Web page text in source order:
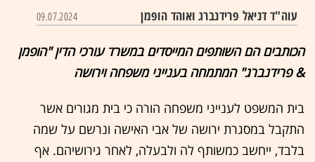
עוה"ד דניאל פרידנברג ואוהד הופמן 09.07.2024
הכותבים הם השותפים המייסדים במשרד עורכי הדין "הופמן
& פרידנברג" המתמחה בענייני משפחה וירושה
בית המשפט לענייני משפחה הורה כי בית מגורים אשר
התקבל במסגרת ירושה של אבי האישה ונרשם על שמה
בלבד, ייחשב כמשותף לה ולבעלה, לאחר גירושיהם. אף